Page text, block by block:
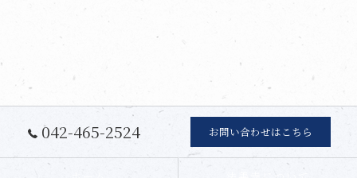
042-465-2524 お問い合わせはこちら